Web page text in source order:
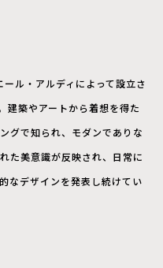
ル・アルディによって設立さ
建築やアートから着想を得た
グで知られ、モダンでありな
た美意識が反映され、日常に
なデザインを発表し続けてい